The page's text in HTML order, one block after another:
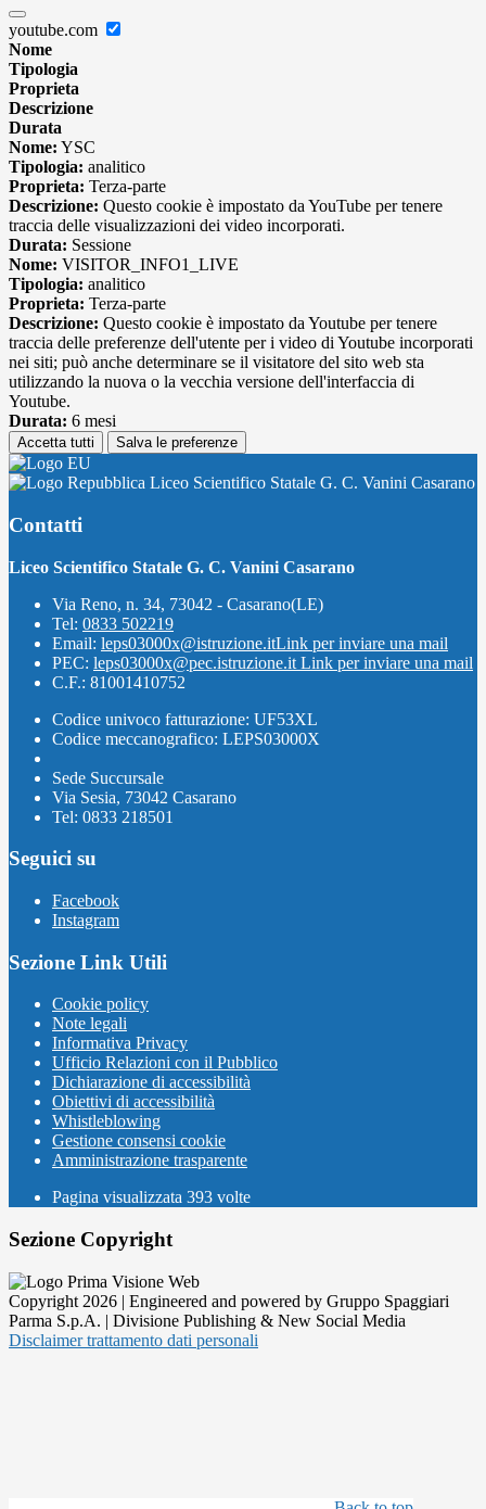
youtube.com
Nome
Tipologia
Proprieta
Descrizione
Durata
Nome: YSC
Tipologia: analitico
Proprieta: Terza-parte
Descrizione: Questo cookie è impostato da YouTube per tenere
traccia delle visualizzazioni dei video incorporati.
Durata: Sessione
Nome: VISITOR_INFO1_LIVE
Tipologia: analitico
Proprieta: Terza-parte
Descrizione: Questo cookie è impostato da Youtube per tenere
traccia delle preferenze dell'utente per i video di Youtube incorporati
nei siti; può anche determinare se il visitatore del sito web sta
utilizzando la nuova o la vecchia versione dell'interfaccia di
Youtube.
Durata: 6 mesi
Accetta tutti Salva le preferenze
Liceo Scientifico Statale G. C. Vanini Casarano
Contatti
Liceo Scientifico Statale G. C. Vanini Casarano
Via Reno, n. 34, 73042 - Casarano(LE)
Tel: 0833 502219
Email: leps03000x@istruzione.itLink per inviare una mail
PEC: leps03000x@pec.istruzione.it Link per inviare una mail
C.F.: 81001410752
Codice univoco fatturazione: UF53XL
Codice meccanografico: LEPS03000X
Sede Succursale
Via Sesia, 73042 Casarano
Tel: 0833 218501
Seguici su
Facebook
Instagram
Sezione Link Utili
Cookie policy
Note legali
Informativa Privacy
Ufficio Relazioni con il Pubblico
Dichiarazione di accessibilità
Obiettivi di accessibilità
Whistleblowing
Gestione consensi cookie
Amministrazione trasparente
Pagina visualizzata 393 volte
Sezione Copyright
Copyright 2026 | Engineered and powered by Gruppo Spaggiari
Parma S.p.A. | Divisione Publishing & New Social Media
Disclaimer trattamento dati personali